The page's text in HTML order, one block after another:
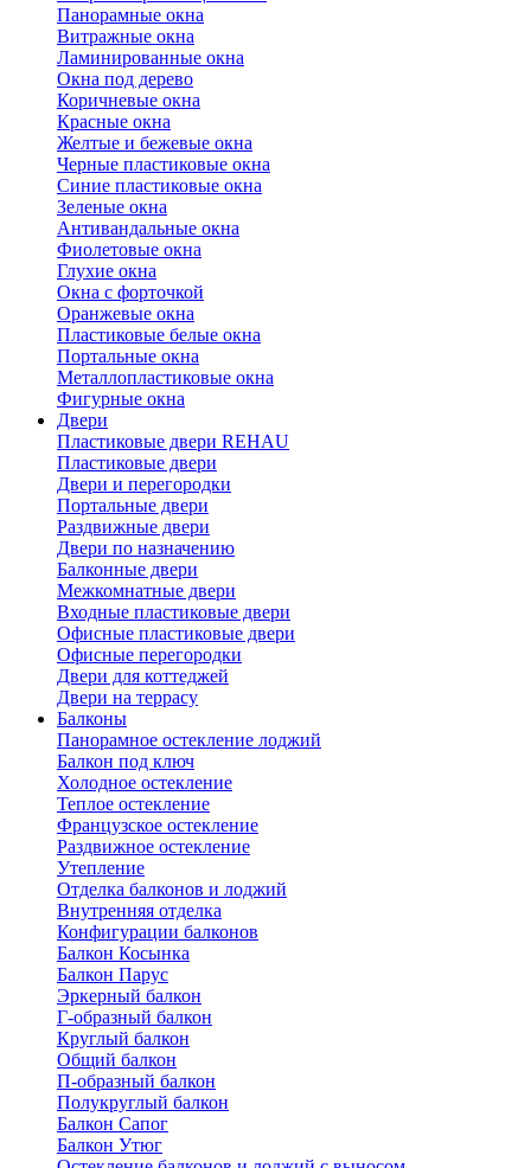
Панорамные окна
Витражные окна
Ламинированные окна
Окна под дерево
Коричневые окна
Красные окна
Желтые и бежевые окна
Черные пластиковые окна
Синие пластиковые окна
Зеленые окна
Антивандальные окна
Фиолетовые окна
Глухие окна
Окна с форточкой
Оранжевые окна
Пластиковые белые окна
Портальные окна
Металлопластиковые окна
Фигурные окна
Двери
Пластиковые двери REHAU
Пластиковые двери
Двери и перегородки
Портальные двери
Раздвижные двери
Двери по назначению
Балконные двери
Межкомнатные двери
Входные пластиковые двери
Офисные пластиковые двери
Офисные перегородки
Двери для коттеджей
Двери на террасу
Балконы
Панорамное остекление лоджий
Балкон под ключ
Холодное остекление
Теплое остекление
Французское остекление
Раздвижное остекление
Утепление
Отделка балконов и лоджий
Внутренняя отделка
Конфигурации балконов
Балкон Косынка
Балкон Парус
Эркерный балкон
Г-образный балкон
Круглый балкон
Общий балкон
П-образный балкон
Полукруглый балкон
Балкон Сапог
Балкон Утюг